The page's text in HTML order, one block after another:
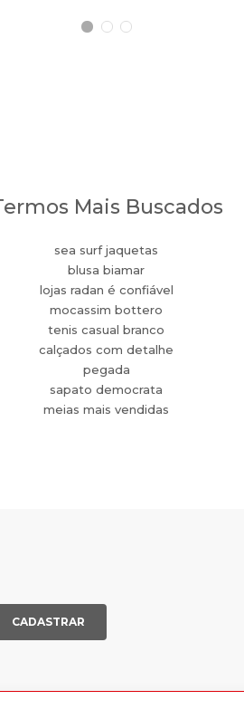
Mais Buscados
sea surf jaquetas
blusa biamar
lojas radan é confiável
mocassim bottero
tenis casual branco
calçados com detalhe
pegada
sapato democrata
meias mais vendidas
CADASTRAR